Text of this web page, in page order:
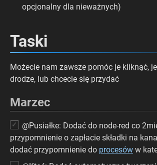
opcjonalny dla nieważnych)
Taski
Możecie nam zawsze pomóc je kliknąć,
drodze, lub chcecie się przydać
Marzec
@Pusiałke: Dodać do node-red co
przypomnienie o zapłacie składki na
dodać przypomnienie do procesów w